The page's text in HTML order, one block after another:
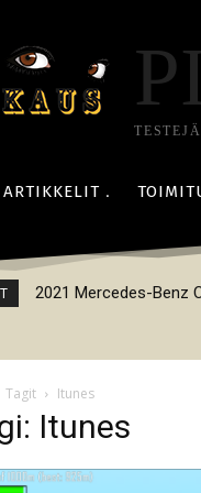
2021 Mercedes-Benz
Tagit Itunes
Itunes